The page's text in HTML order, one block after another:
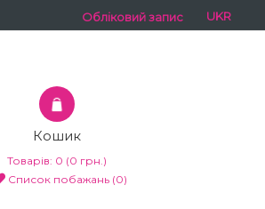
Обліковий запис UKR
Кошик
Товарів: 0 (0 грн.)
Список побажань (0)